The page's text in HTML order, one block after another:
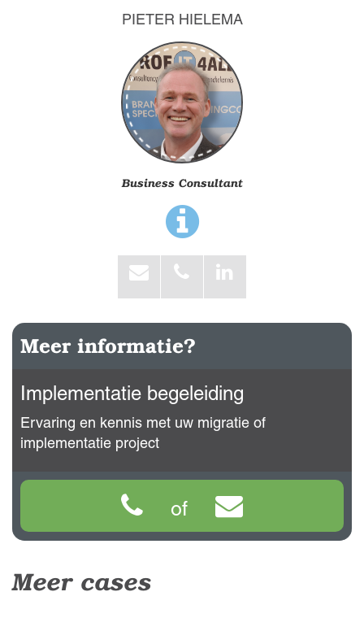
PIETER HIELEMA
Business Consultant
Meer informatie?
Implementatie begeleiding
Ervaring en kennis met uw migratie of
implementatie project
of
Meer cases